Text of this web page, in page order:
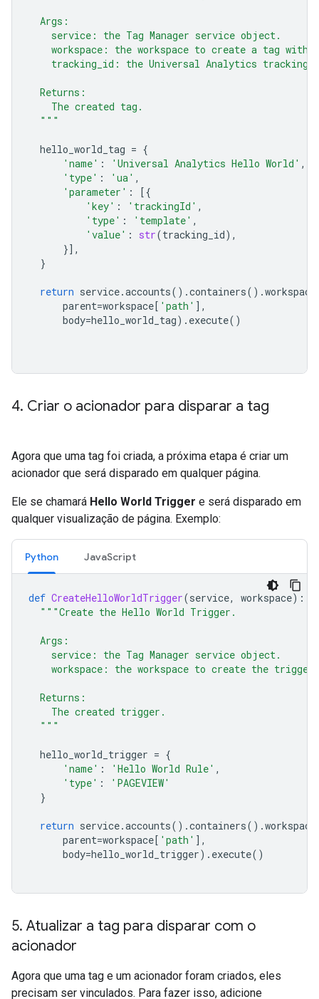
  Args:
    service: the Tag Manager service object.
workspace: the workspace to create a tag
tracking_id: the Universal Analytics tracking
  Returns:
    The created tag.
  """
hello_world_tag = {
'name' : 'Universal Analytics Hello World' ,
'type' : 'ua' ,
'parameter' :
[{
'key' : 'trackingId' ,
'type' : 'template' ,
'value' : str(tracking_id),
}],
}
return service.accounts() .containers() .
parent=workspace[ 'path' ],
body=hello_world_tag) . execute()
4. Criar o acionador para disparar a tag
Agora que uma tag foi criada, a próxima etapa é criar um
acionador que será disparado em qualquer página.
Ele se chamará Hello World Trigger e será disparado em
qualquer visualização de página. Exemplo:
Python JavaScript
def CreateHelloWorldTrigger(service, workspace):
"""Create the Hello World Trigger.
  Args:
    service: the Tag Manager service object.
workspace: the workspace to create the trigger
  Returns:
    The created trigger.
  """
hello_world_trigger = {
'name' : 'Hello World Rule' ,
'type' :
'PAGEVIEW'
}
return service.accounts() .containers() .
parent=workspace[ 'path' ],
body=hello_world_trigger) . execute()
5. Atualizar a tag para disparar com o
acionador
Agora que uma tag e um acionador foram criados, eles
precisam ser vinculados. Para fazer isso, adicione